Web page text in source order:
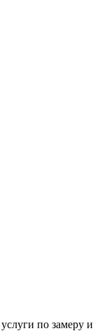
по замеру и